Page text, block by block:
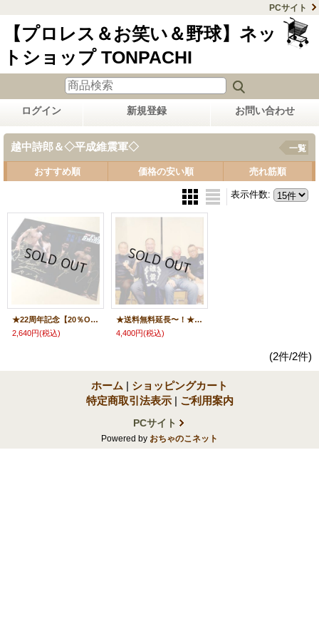
PCサイト
【プロレス＆お笑い＆野球】ネッ
トショップ TONPACHI
ログイン 新規登録 お問い合わせ
越中詩郎＆◇平成維震軍◇ 一覧
おすすめ順 価格の安い順 売れ筋順
表示件数:
★22周年記念【20％OFF】!!★平成維震軍（越中＆カブキ＆健悟＆青柳）【特製寄せ書きサイン生写真】
2,640円(税込)
★送料無料延長〜！★【維震軍イベントTシャツ】
4,400円(税込)
(2件/2件)
ホーム | ショッピングカート
特定商取引法表示 | ご利用案内
PCサイト
Powered by おちゃのこネット